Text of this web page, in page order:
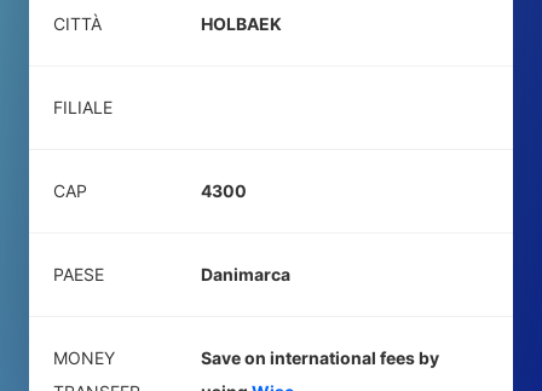
CITTÀ HOLBAEK
FILIALE
CAP 4300
PAESE Danimarca
MONEY
Save on international fees by